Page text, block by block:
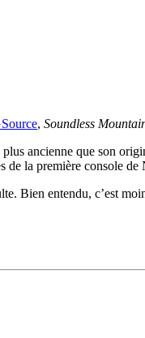
, Soundless
ancienne que son
de la première console de
Bien entendu, c’est